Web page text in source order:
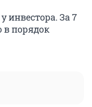
инвестора. За 7
в порядок